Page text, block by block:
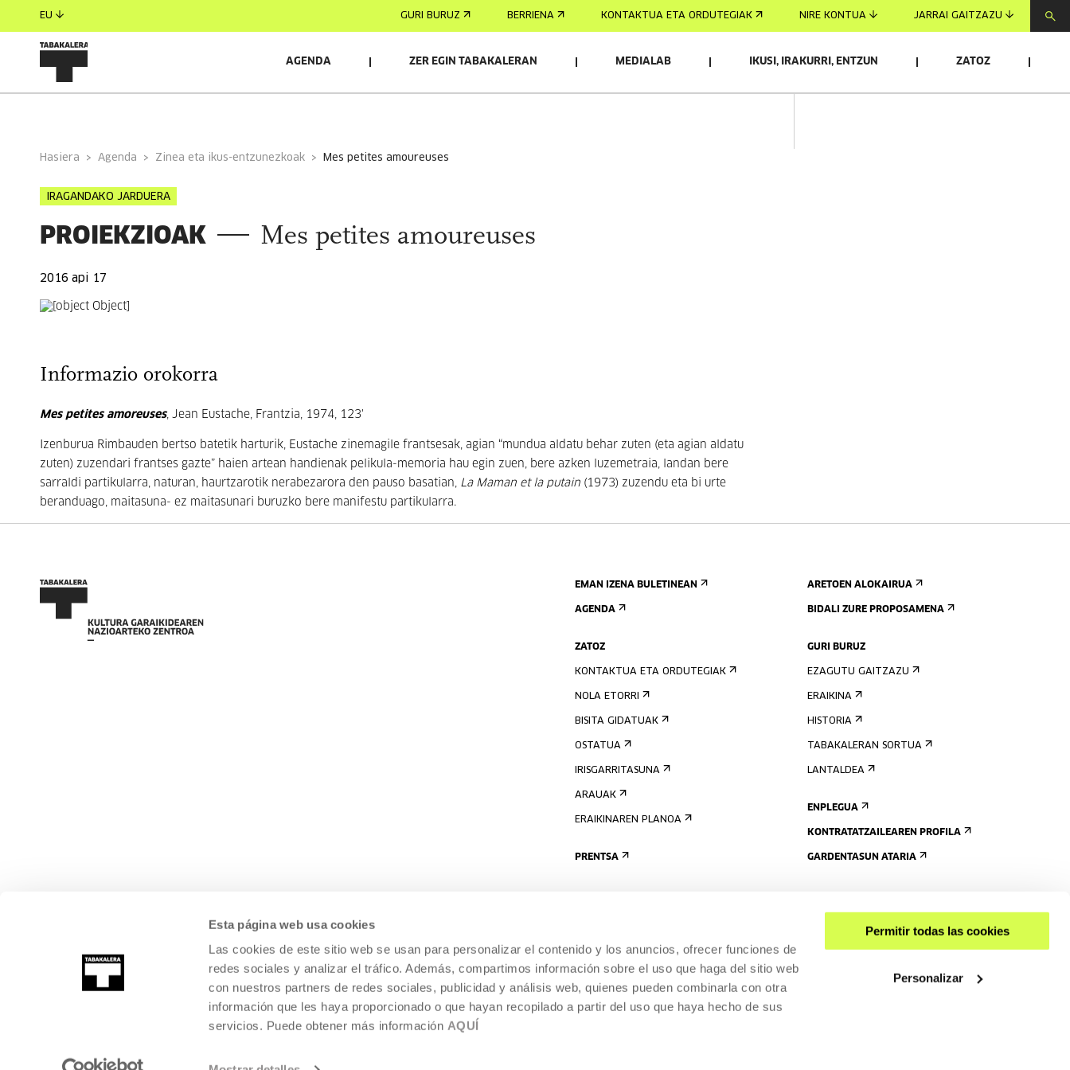
Esta página web usa cookies
Las cookies de este sitio web se usan para personalizar el contenido y los anuncios, ofrecer funciones de
redes sociales y analizar el tráfico. Además, compartimos información sobre el uso que haga del sitio web
con nuestros partners de redes sociales, publicidad y análisis web, quienes pueden combinarla con otra
información que les haya proporcionado o que hayan recopilado a partir del uso que haya hecho de sus
servicios. Puede obtener más información AQUÍ
Permitir todas las cookies
Personalizar
EU GURI BURUZ BERRIENA KONTAKTUA ETA ORDUTEGIAK NIRE KONTUA JARRAI GAITZAZU
AGENDA ZER EGIN TABAKALERAN MEDIALAB IKUSI, IRAKURRI, ENTZUN ZATOZ
Hasiera Agenda Zinea eta ikus-entzunezkoak mes petites amoureuses
IRAGANDAKO JARDUERA
PROIEKZIOAK Mes petites amoureuses
2016 api 17
Informazio orokorra
Mes petites amoreuses, Jean Eustache, Frantzia, 1974, 123'
Izenburua Rimbauden bertso batetik harturik, Eustache zinemagile frantsesak, agian “mundua aldatu behar zuten (eta agian aldatu
zuten) zuzendari frantses gazte” haien artean handienak pelikula-memoria hau egin zuen, bere azken luzemetraia, landan bere
sarraldi partikularra, naturan, haurtzarotik nerabezarora den pauso basatian, La Maman et la putain (1973) zuzendu eta bi urte
beranduago, maitasuna- ez maitasunari buruzko bere manifestu partikularra.
EMAN IZENA BULETINEAN
AGENDA
ZATOZ
KONTAKTUA ETA ORDUTEGIAK
NOLA ETORRI
BISITA GIDATUAK
OSTATUA
IRISGARRITASUNA
ARAUAK
ERAIKINAREN PLANOA
PRENTSA
ARETOEN ALOKAIRUA
BIDALI ZURE PROPOSAMENA
GURI BURUZ
EZAGUTU GAITZAZU
ERAIKINA
HISTORIA
TABAKALERAN SORTUA
LANTALDEA
ENPLEGUA
KONTRATATZAILEAREN PROFILA
GARDENTASUN ATARIA
DONOSTIA / SAN SEBASTIÁN